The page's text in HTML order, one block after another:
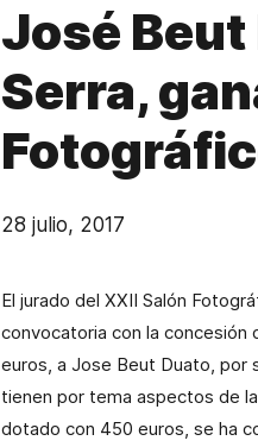
José
Serra,
28 julio, 2017
El jurado del XXII Salón
convocatoria con la
euros, a Jose Beut Duato, por
tienen por tema aspectos de
dotado con 450 euros, se ha